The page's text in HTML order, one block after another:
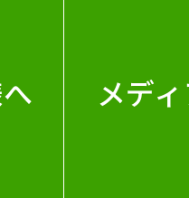
メディ